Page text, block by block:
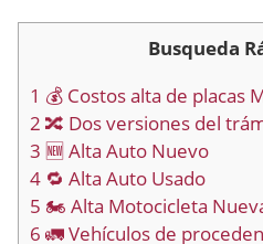
Busqueda
1 💰 Costos alta de placas
2 🔀 Dos versiones del
3 🆕 Alta Auto Nuevo
4 🔁 Alta Auto Usado
5 🏍️ Alta Motocicleta
6 🚛 Vehículos de